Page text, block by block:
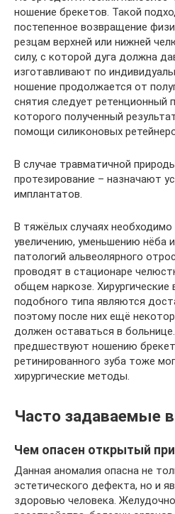
ношение брекетов. Такой
постепенное возвращение
резцам верхней или нижней
силу, с которой дуга должна
изготавливают по
ношение продолжается от
снятия следует ретенционный
которого полученный
помощи силиконовых
В случае травматичной
протезирование – назначают
имплантатов.
В тяжёлых случаях
увеличению, уменьшению нёба
патологий альвеолярного
проводят в стационаре
общем наркозе. Хирургические
подобного типа являются
поэтому после них ещё
должен оставаться в
предшествуют ношению
ретинированного зуба тоже
хирургические методы.
Часто задаваемые
Чем опасен открытый
Данная аномалия опасна не
эстетического дефекта, но и
здоровью человека.